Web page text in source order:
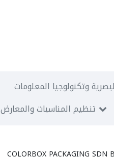
وتكنولوجيا المعلومات
تنظيم المناسبات والمعارض
COLORBOX PACKAGING SDN